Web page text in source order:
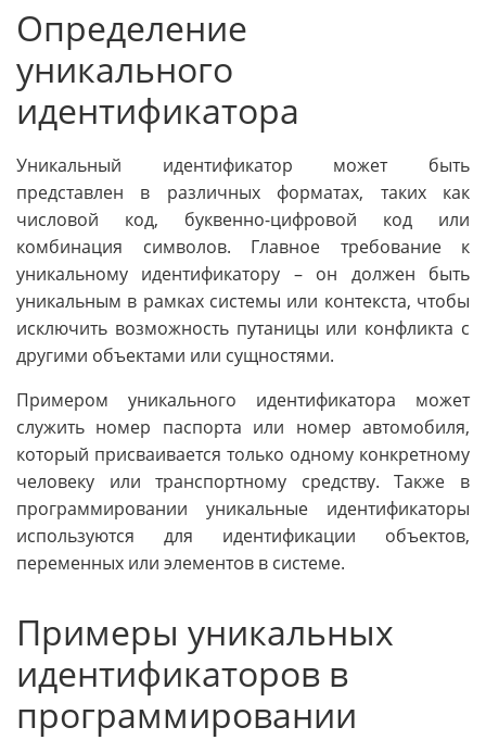
Определение
уникального
идентификатора
Уникальный идентификатор может быть
представлен в различных форматах, таких как
числовой код, буквенно-цифровой код или
комбинация символов. Главное требование к
уникальному идентификатору – он должен быть
уникальным в рамках системы или контекста, чтобы
исключить возможность путаницы или конфликта с
другими объектами или сущностями.
Примером уникального идентификатора может
служить номер паспорта или номер автомобиля,
который присваивается только одному конкретному
человеку или транспортному средству. Также в
программировании уникальные идентификаторы
используются для идентификации объектов,
переменных или элементов в системе.
Примеры уникальных
идентификаторов в
программировании